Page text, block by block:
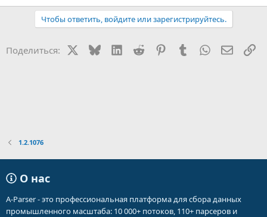
Чтобы ответить, войдите или зарегистрируйтесь.
Поделиться: BlueskyLinkedIn
Reddit PinterestTumblr WhatsApp
1.2.1076
О нас
A-Parser - это профессиональная платформа для сбора данных
промышленного масштаба: 10 000+ потоков, 110+ парсеров и